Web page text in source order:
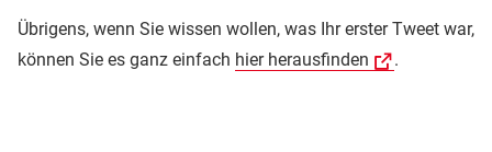
Übrigens, wenn Sie wissen wollen, was Ihr erster Tweet war,
können Sie es ganz einfach hier herausfinden .